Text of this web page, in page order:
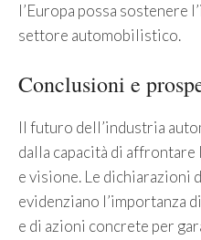
l’Europa possa sostenere
settore automobilistico.
Conclusioni e
Il futuro dell’industria
dalla capacità di
e visione. Le dichiarazioni
evidenziano l’importanza
e di azioni concrete per